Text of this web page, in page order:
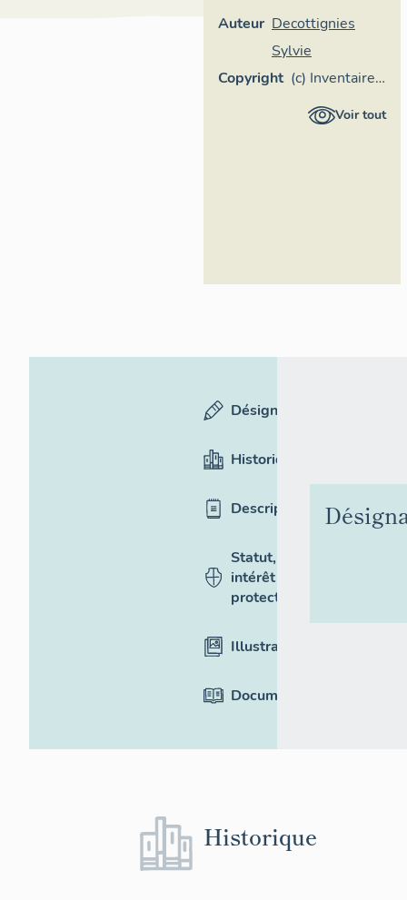
Auteur Decottignies
Sylvie
Copyright (c) Inventaire
généralVoir tout
Désignation
Historique
Description
Statut,
intérêt et
protection
Illustrations
Documentation
Historique